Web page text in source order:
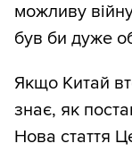
можливу
був би дуже
Якщо Китай
знає, як
Нова стаття